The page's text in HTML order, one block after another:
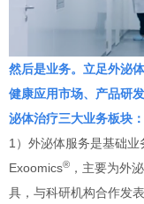
然后是业务。立足外泌
健康应用市场、产品研
泌体治疗三大业务板块：
1）外泌体服务是基础
Exoomics® ，主要为外
具，与科研机构合作发